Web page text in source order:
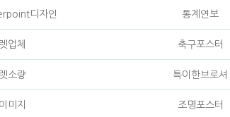
디자인 통계연보
업체 축구포스터
소량 특이한브로셔
미지 조명포스터